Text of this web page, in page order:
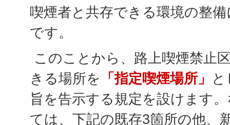
喫煙者と共存できる環境の整
です。
このことから、路上喫煙禁止
きる場所を 「指定喫煙場所」
旨を告示する規定を設けます
ては、下記の既存3箇所の他、